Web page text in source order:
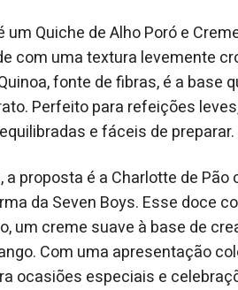
Quiche de Alho Poró e
com uma textura levemente
fonte de fibras, é a base
Perfeito para refeições
e fáceis de preparar.
a proposta é a Charlotte de
da Seven Boys. Esse doce
um creme suave à base de
Com uma apresentação
ocasiões especiais e